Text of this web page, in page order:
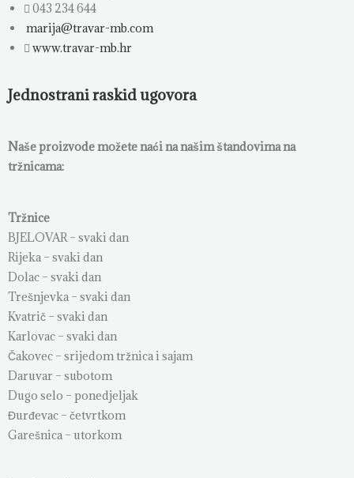
043 234 644
marija@travar-mb.com
www.travar-mb.hr
Jednostrani raskid ugovora
Naše proizvode možete naći na našim štandovima na
tržnicama:
Tržnice
BJELOVAR – svaki dan
Rijeka – svaki dan
Dolac – svaki dan
Trešnjevka – svaki dan
Kvatrič – svaki dan
Karlovac – svaki dan
Čakovec – srijedom tržnica i sajam
Daruvar – subotom
Dugo selo – ponedjeljak
Đurđevac – četvrtkom
Garešnica – utorkom